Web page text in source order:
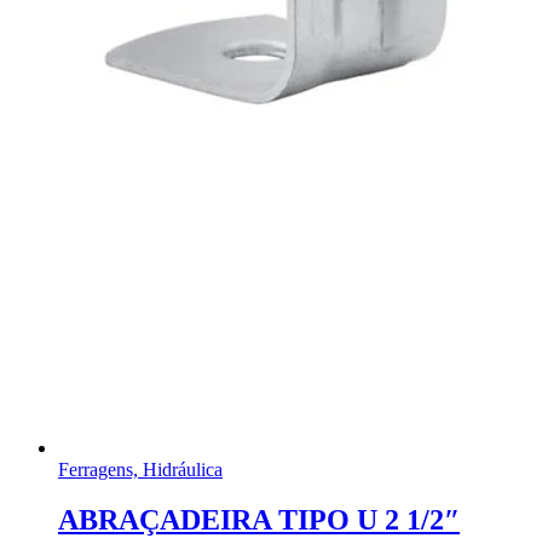
Ferragens, Hidráulica
ABRAÇADEIRA TIPO U 2 1/2″